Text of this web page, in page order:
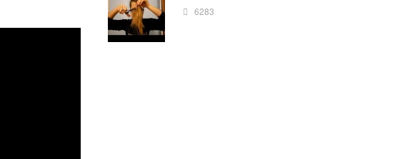
6283